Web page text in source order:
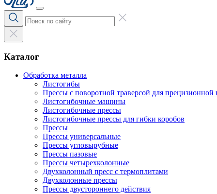
Каталог
Обработка металла
Листогибы
Прессы с поворотной траверсой для прецизионной
Листогибочные машины
Листогибочные прессы
Листогибочные прессы для гибки коробов
Прессы
Прессы универсальные
Прессы угловырубные
Прессы пазовые
Прессы четырехколонные
Двухколонный пресс с термоплитами
Двухколонные прессы
Прессы двустороннего действия